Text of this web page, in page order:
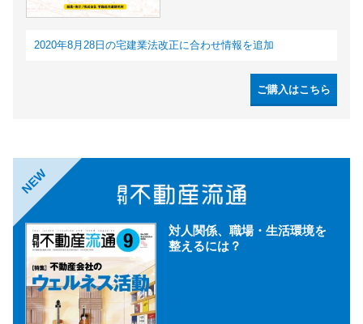
2020年8月28日の宅建業法改正に合わせ情報を追加
ご購入はこちら
NEW
対人関係、職場・生活環境を
整えるには？